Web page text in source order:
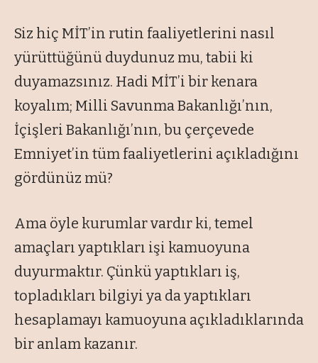
Siz hiç MİT’in rutin faaliyetlerini nasıl
yürüttüğünü duydunuz mu, tabii ki
duyamazsınız. Hadi MİT’i bir kenara
koyalım; Milli Savunma Bakanlığı’nın,
İçişleri Bakanlığı’nın, bu çerçevede
Emniyet’in tüm faaliyetlerini açıkladığını
gördünüz mü?
Ama öyle kurumlar vardır ki, temel
amaçları yaptıkları işi kamuoyuna
duyurmaktır. Çünkü yaptıkları iş,
topladıkları bilgiyi ya da yaptıkları
hesaplamayı kamuoyuna açıkladıklarında
bir anlam kazanır.